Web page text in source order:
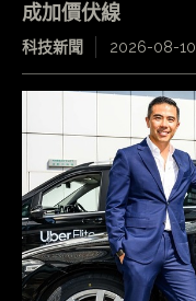
成加價伏線
科技新聞 2026-08-10